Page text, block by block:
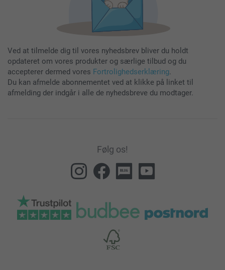
Ved at tilmelde dig til vores nyhedsbrev bliver du holdt
opdateret om vores produkter og særlige tilbud og du
accepterer dermed vores Fortrolighedserklæring.
Du kan afmelde abonnementet ved at klikke på linket til
afmelding der indgår i alle de nyhedsbreve du modtager.
Følg os!